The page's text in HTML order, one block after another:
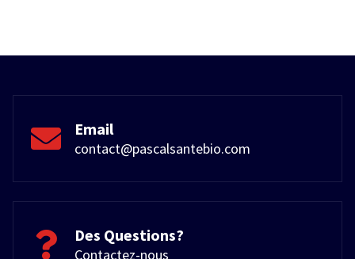
Email
contact@pascalsantebio.com
Des Questions?
Contactez-nous